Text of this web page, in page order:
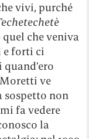
vivi, purché
che veniva
e forti ci
ve
sospetto non
fa vedere
la